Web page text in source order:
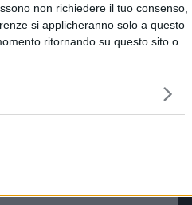
non richiedere il tuo consenso,
si applicheranno solo a questo
ritornando su questo sito o